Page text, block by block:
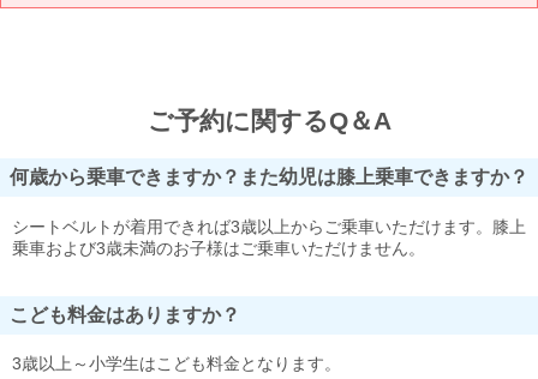
ご予約に関するQ＆A
何歳から乗車できますか？また幼児は膝上乗車できますか？
シートベルトが着用できれば3歳以上からご乗車いただけます。膝上
乗車および3歳未満のお子様はご乗車いただけません。
こども料金はありますか？
3歳以上～小学生はこども料金となります。